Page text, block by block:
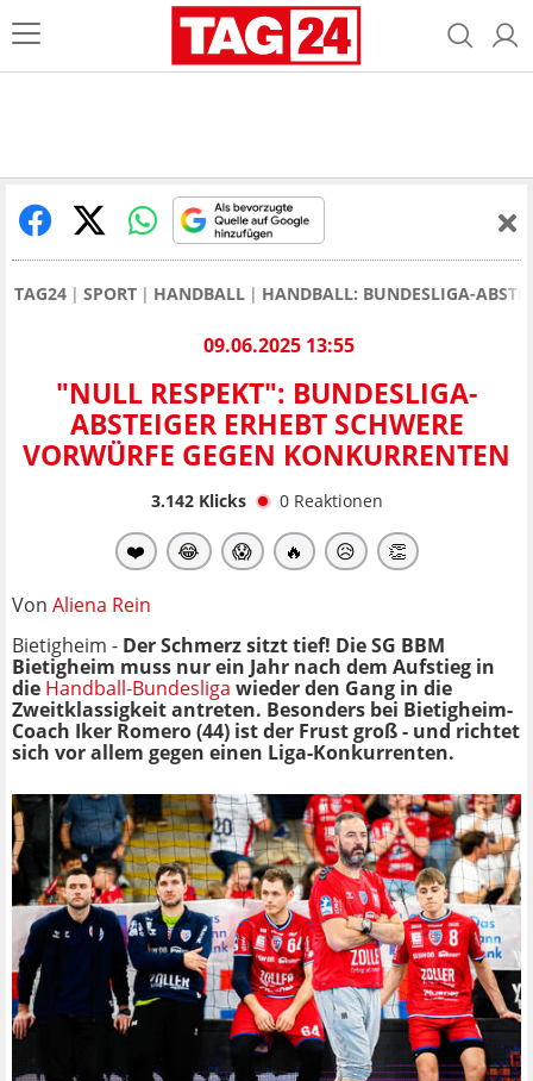
TAG24 SPORT HANDBALL HANDBALL: BUNDESLIGA-
09.06.2025 13:55
"NULL RESPEKT": BUNDESLIGA-
ABSTEIGER ERHEBT SCHWERE
VORWÜRFE GEGEN KONKURRENTEN
3.142Klicks 0 Reaktionen
❤️ 😂 😱 🔥 😥 👏
Von Aliena Rein
Bietigheim - Der Schmerz sitzt tief! Die SG BBM
Bietigheim muss nur ein Jahr nach dem Aufstieg in
die Handball-Bundesliga wieder den Gang in die
Zweitklassigkeit antreten. Besonders bei Bietigheim-
Coach Iker Romero (44) ist der Frust groß - und richtet
sich vor allem gegen einen Liga-Konkurrenten.